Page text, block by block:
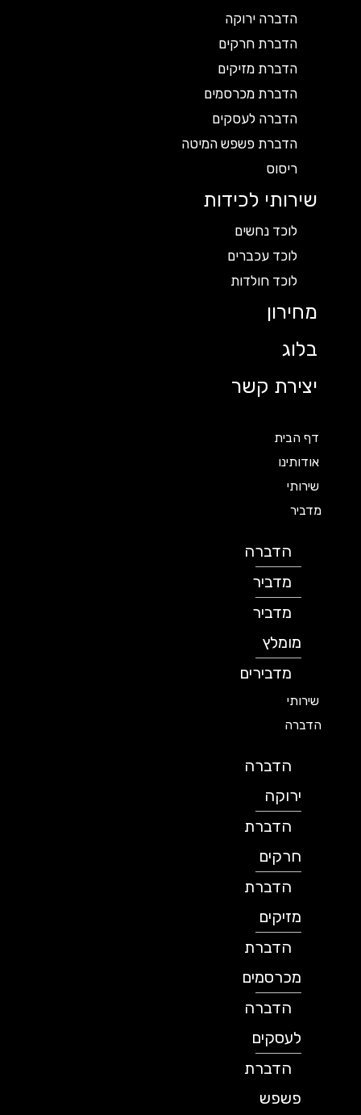
הדברה ירוקה
הדברת חרקים
הדברת מזיקים
הדברת מכרסמים
הדברה לעסקים
הדברת פשפש המיטה
ריסוס
שירותי לכידות
לוכד נחשים
לוכד עכברים
לוכד חולדות
מחירון
בלוג
יצירת קשר
דף הבית
אודותינו
שירותי
מדביר
הדברה
מדביר
מדביר
מומלץ
מדבירים
שירותי
הדברה
הדברה
ירוקה
הדברת
חרקים
הדברת
מזיקים
הדברת
מכרסמים
הדברה
לעסקים
הדברת
פשפש